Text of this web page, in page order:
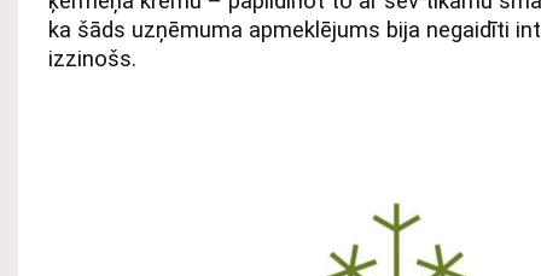
ka šāds uzņēmuma apmeklējums bija negaidīti
izzinošs.